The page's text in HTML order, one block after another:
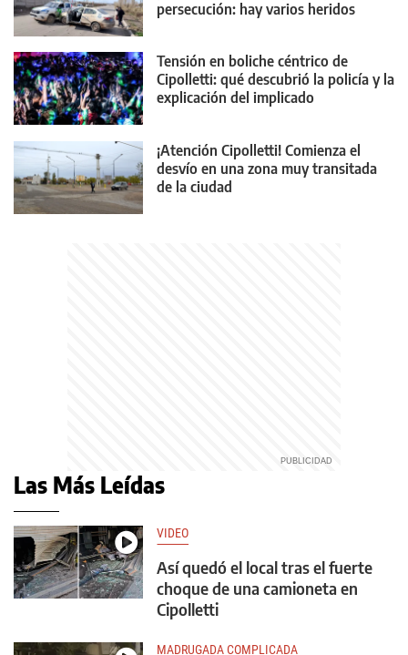
persecución: hay varios heridos
Tensión en boliche céntrico de
Cipolletti: qué descubrió la policía y la
explicación del implicado
¡Atención Cipolletti! Comienza el
desvío en una zona muy transitada
de la ciudad
Las Más Leídas
VIDEO
Así quedó el local tras el fuerte
choque de una camioneta en
Cipolletti
MADRUGADA COMPLICADA